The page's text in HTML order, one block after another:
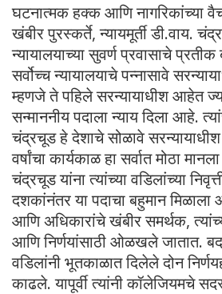
घटनात्मक हक्क आणि नागरिकांच्या
खंबीर पुरस्कर्ते, न्यायमूर्ती डी.वाय.
न्यायालयाच्या सुवर्ण प्रवासाचे
सर्वोच्च न्यायालयाचे पन्नासावे
म्हणजे ते पहिले सरन्यायाधीश आहेत
सन्माननीय पदाला न्याय दिला आहे.
चंद्रचूड हे देशाचे सोळावे सरन्यायाधीश
वर्षांचा कार्यकाळ हा सर्वात मोठा
चंद्रचूड यांना त्यांच्या वडिलांच्या
दशकांनंतर या पदाचा बहुमान
आणि अधिकारांचे खंबीर समर्थक, त्यांच्या
आणि निर्णयांसाठी ओळखले जातात.
वडिलांनी भूतकाळात दिलेले दोन
काढले. यापूर्वी त्यांनी कॉलेजियमचे